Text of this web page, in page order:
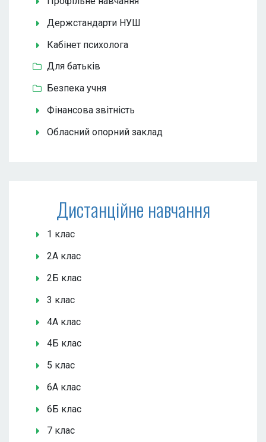
Держстандарти НУШ
Кабінет психолога
Для батьків
Безпека учня
Фінансова звітність
Обласний опорний заклад
Дистанційне навчання
1 клас
2А клас
2Б клас
3 клас
4А клас
4Б клас
5 клас
6А клас
6Б клас
7 клас